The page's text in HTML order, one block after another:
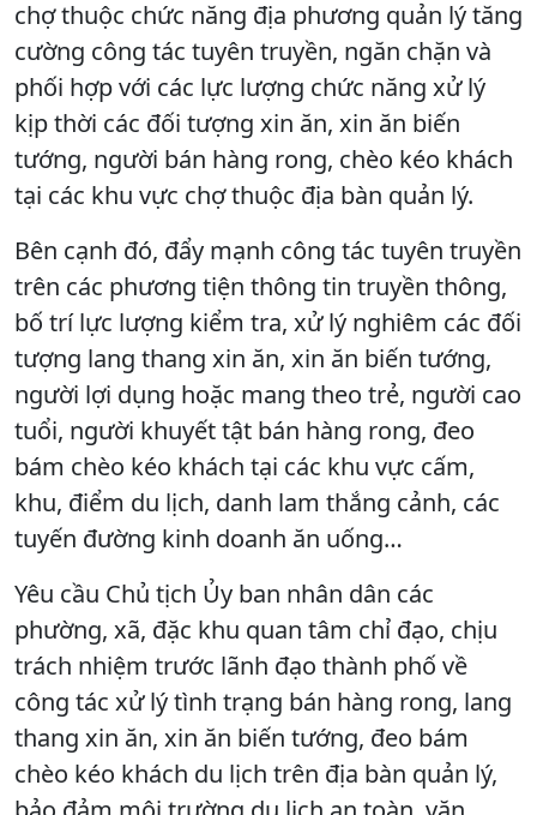
chợ thuộc chức năng địa phương quản lý tăng
cường công tác tuyên truyền, ngăn chặn và
phối hợp với các lực lượng chức năng xử lý
kịp thời các đối tượng xin ăn, xin ăn biến
tướng, người bán hàng rong, chèo kéo khách
tại các khu vực chợ thuộc địa bàn quản lý.
Bên cạnh đó, đẩy mạnh công tác tuyên truyền
trên các phương tiện thông tin truyền thông,
bố trí lực lượng kiểm tra, xử lý nghiêm các đối
tượng lang thang xin ăn, xin ăn biến tướng,
người lợi dụng hoặc mang theo trẻ, người cao
tuổi, người khuyết tật bán hàng rong, đeo
bám chèo kéo khách tại các khu vực cấm,
khu, điểm du lịch, danh lam thắng cảnh, các
tuyến đường kinh doanh ăn uống…
Yêu cầu Chủ tịch Ủy ban nhân dân các
phường, xã, đặc khu quan tâm chỉ đạo, chịu
trách nhiệm trước lãnh đạo thành phố về
công tác xử lý tình trạng bán hàng rong, lang
thang xin ăn, xin ăn biến tướng, đeo bám
chèo kéo khách du lịch trên địa bàn quản lý,